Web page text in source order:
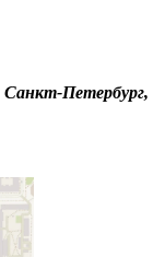
Санкт-Петербург,